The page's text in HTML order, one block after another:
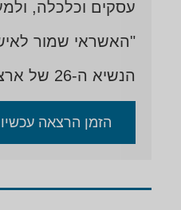
עסקים וכלכלה,
"האשראי שמור
הנשיא ה-26 של ארצות הברית, תיאודור רוזוולט
הזמן הרצאה עכשיו